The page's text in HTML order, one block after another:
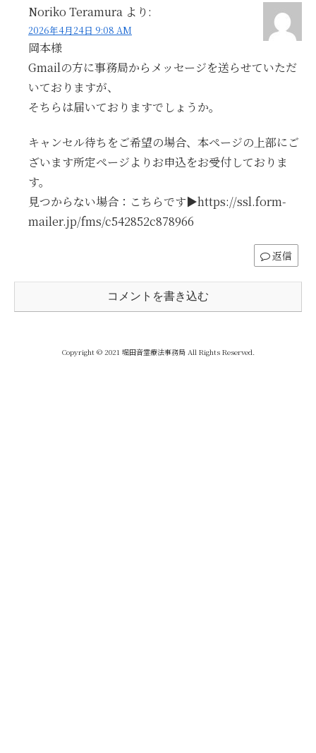
Noriko Teramura より:
2026年4月24日 9:08 AM
岡本様
Gmailの方に事務局からメッセージを送らせていただ
いておりますが、
そちらは届いておりますでしょうか。
キャンセル待ちをご希望の場合、本ページの上部にご
ざいます所定ページよりお申込をお受付しておりま
す。
見つからない場合：こちらです▶︎https://ssl.form-
mailer.jp/fms/c542852c878966
返信
コメントを書き込む
Copyright © 2021 堀田音霊療法事務局 All Rights Reserved.